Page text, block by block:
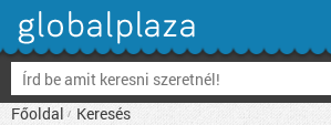
Főoldal Keresés